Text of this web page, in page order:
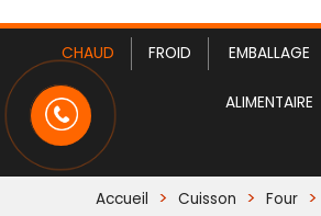
CHAUD FROID EMBALLAGE
ALIMENTAIRE
Accueil Cuisson Four